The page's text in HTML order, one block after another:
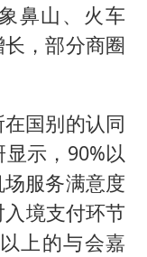
鼻山、火车
，部分商圈
国别的认同
示，90%以
服务满意度
境支付环节
上的与会嘉